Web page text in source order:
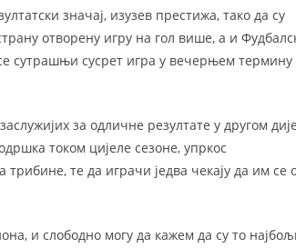
значај, изузев престижа, тако да су
отворену игру на гол више, а и
сутрашњи сусрет игра у вечерњем термину
за одличне резултате у другом
током цијеле сезоне, упркос
те да играчи једва чекају да им се
и слободно могу да кажем да су то